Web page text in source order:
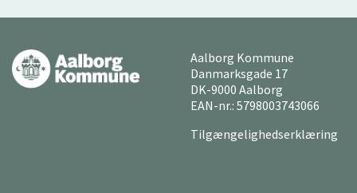
Aalborg Kommune
Danmarksgade 17
DK-9000 Aalborg
EAN-nr.: 5798003743066
Tilgængelighedserklæring